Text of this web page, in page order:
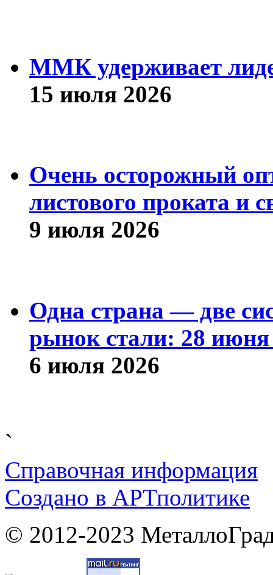
ММК удерживает
15 июля 2026
Очень осторожный
листового проката и
9 июля 2026
Одна страна — две
рынок стали: 28
6 июля 2026
`
Справочная информация
Cоздано в АРТполитике
© 2012-2023